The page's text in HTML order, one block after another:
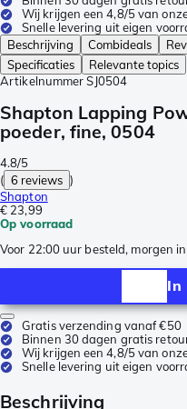
Wij krijgen een 4,8/5 van
Snelle levering uit eigen
Beschrijving
Combideals
Specificaties
Relevante topics
Artikelnummer SJ0504
Shapton Lapping
poeder, fine, 0504
4.8/5
( 6 reviews )
Shapton
€ 23,99
Op voorraad
Voor 22:00 uur besteld, morgen
In
Gratis verzending vanaf €50
Binnen 30 dagen gratis
Wij krijgen een 4,8/5 van
Snelle levering uit eigen
Beschrijving